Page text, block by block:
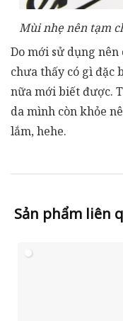
Mùi nhẹ nên tạm
Do mới sử dụng
chưa thấy có gì đặc
nữa mới biết được.
da mình còn khỏe
lắm, hehe.
Sản phẩm liên